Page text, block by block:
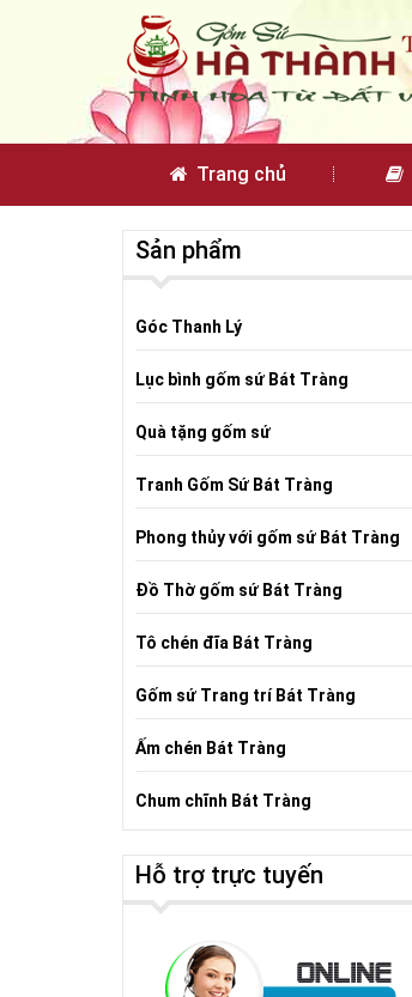
Trang chủ
Sản phẩm
Góc Thanh Lý
Lục bình gốm sứ Bát Tràng
Quà tặng gốm sứ
Tranh Gốm Sứ Bát Tràng
Phong thủy với gốm sứ Bát Tràng
Đồ Thờ gốm sứ Bát Tràng
Tô chén đĩa Bát Tràng
Gốm sứ Trang trí Bát Tràng
Ấm chén Bát Tràng
Chum chĩnh Bát Tràng
Hỗ trợ trực tuyến